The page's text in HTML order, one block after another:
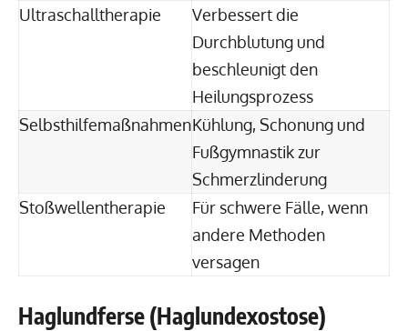
Ultraschalltherapie
Verbessert die
Durchblutung und
beschleunigt den
Heilungsprozess
SelbsthilfemaßnahmenKühlung, Schonung und
Fußgymnastik zur
Schmerzlinderung
Stoßwellentherapie
Für schwere Fälle, wenn
andere Methoden
versagen
Haglundferse (Haglundexostose)